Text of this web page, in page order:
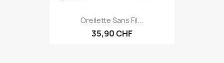
Oreilette Sans Fil...
35,90 CHF